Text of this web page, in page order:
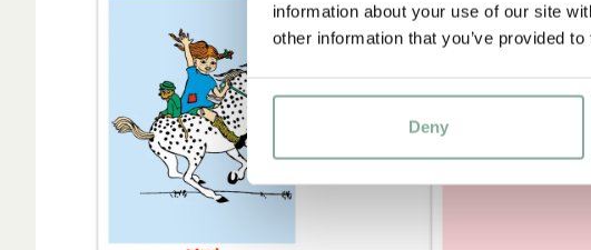
information about your use of our site
other information that you’ve provided
Deny